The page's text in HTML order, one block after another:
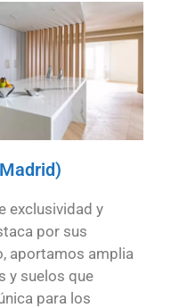
exclusividad y
por sus
aportamos amplia
y suelos que
para los